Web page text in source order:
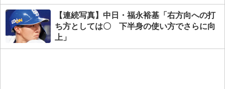
【連続写真】中日・福永裕基「右方向への打
ち方としては〇 下半身の使い方でさらに向
上」